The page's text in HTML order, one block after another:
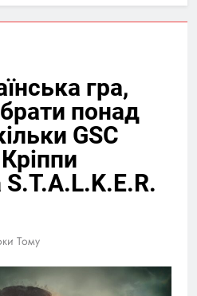
гра,
понад
GSC
Тому